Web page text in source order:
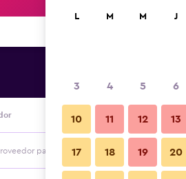
para Mckey66 Seri Bukit Ceylon
L M M J
3 4 5 6
10 11 12 13
17 18 19 20